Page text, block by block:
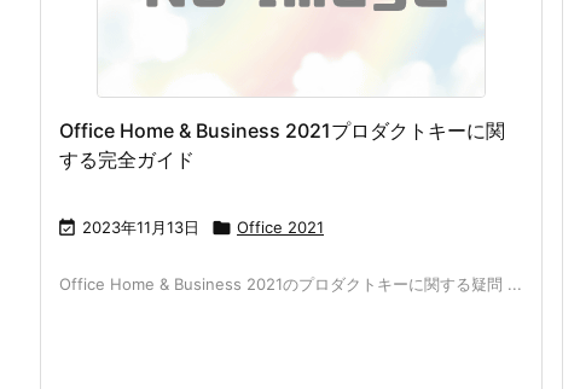
Office Home & Business 2021プロダクトキーに関
する完全ガイド
 2023年11月13日  Office 2021
Office Home & Business 2021のプロダクトキーに関する疑問 ...